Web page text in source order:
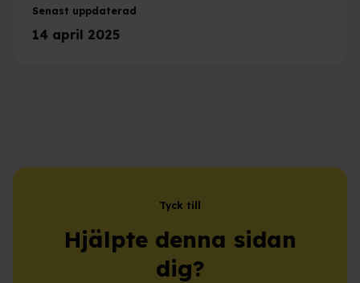
Senast uppdaterad
14 april 2025
Tyck till
Hjälpte denna sidan
dig?